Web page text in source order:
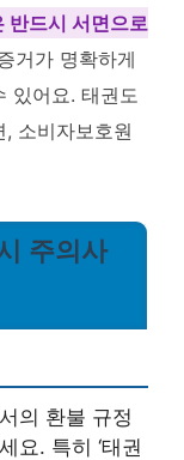
반드시 서면으로
거가 명확하게
있어요. 태권도
소비자보호원
주의사
의 환불 규정
요. 특히 ‘태권